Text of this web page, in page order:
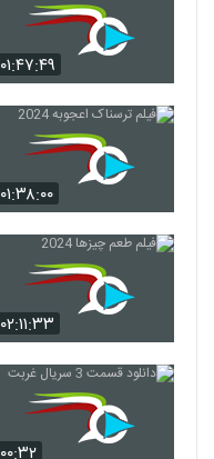
۰۱:۴۷:۴۹
۰۱:۳۸:۰۰
۰۲:۱۱:۳۳